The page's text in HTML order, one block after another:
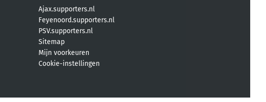
Ajax.supporters.nl
Feyenoord.supporters.nl
PSV.supporters.nl
Sitemap
Mijn voorkeuren
Cookie-instellingen